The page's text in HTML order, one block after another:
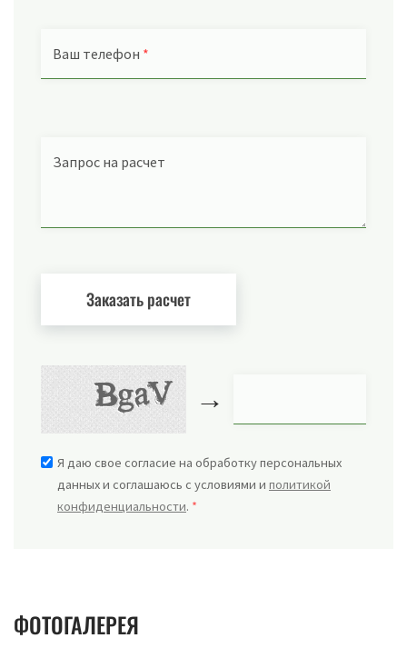
Ваш телефон *
Запрос на расчет
→
Я даю свое согласие на обработку персональных
данных и соглашаюсь с условиями и политикой
конфиденциальности. *
ФОТОГАЛЕРЕЯ